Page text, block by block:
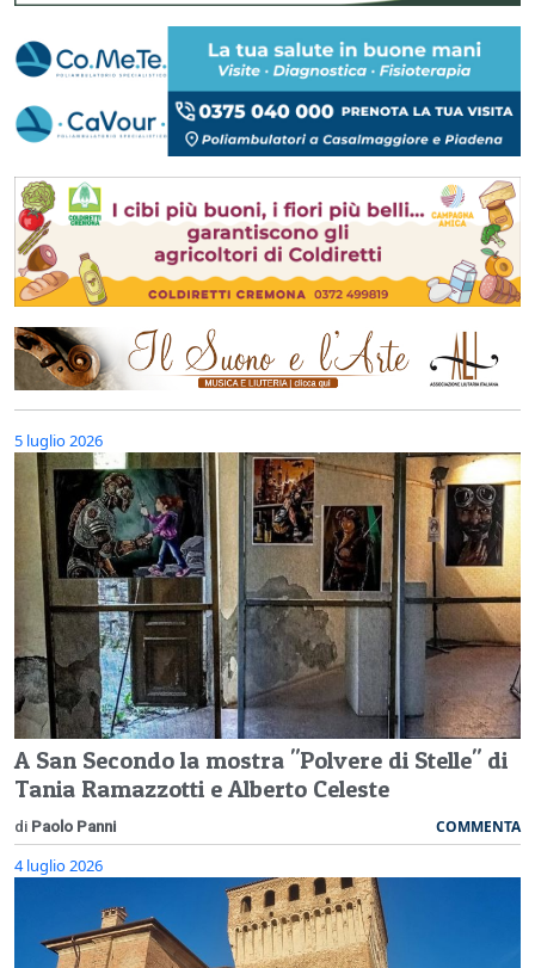
5 luglio 2026
A San Secondo la mostra "Polvere di Stelle" di
Tania Ramazzotti e Alberto Celeste
di Paolo Panni COMMENTA
4 luglio 2026